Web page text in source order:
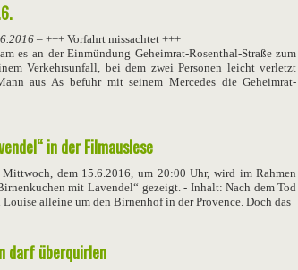
– +++ Vorfahrt missachtet +++
es an der Einmündung Geheimrat-Rosenthal-Straße zum
Verkehrsunfall, bei dem zwei Personen leicht verletzt
aus As befuhr mit seinem Mercedes die Geheimrat-
in der Filmauslese
dem 15.6.2016, um 20:00 Uhr, wird im Rahmen
mit Lavendel“ gezeigt. - Inhalt: Nach dem Tod
alleine um den Birnenhof in der Provence. Doch das
darf überquirlen